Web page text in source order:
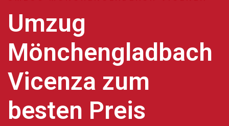
Umzug
Mönchengladbach
Vicenza zum
besten Preis